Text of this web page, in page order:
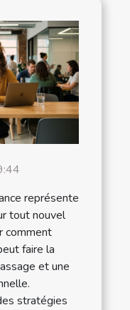
représente
tout nouvel
comment
faire la
et une
stratégies